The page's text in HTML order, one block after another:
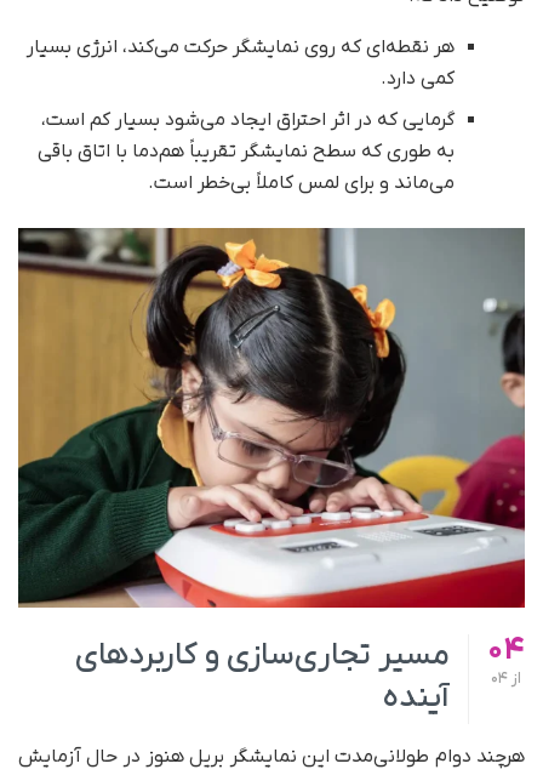
هر نقطه‌ای که روی نمایشگر حرکت می‌کند، انرژی بسیار
کمی دارد.
گرمایی که در اثر احتراق ایجاد می‌شود بسیار کم است،
به‌ طوری‌ که سطح نمایشگر تقریباً هم‌دما با اتاق باقی
می‌ماند و برای لمس کاملاً بی‌خطر است.
04
از
مسیر تجاری‌سازی و کاربردهای
آینده
هرچند دوام طولانی‌مدت این نمایشگر بریل هنوز در حال آزمایش